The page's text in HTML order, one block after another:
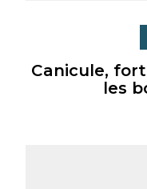
Canicule,
les